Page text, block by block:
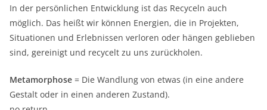
In der persönlichen Entwicklung ist das Recyceln auch
möglich. Das heißt wir können Energien, die in Projekten,
Situationen und Erlebnissen verloren oder hängen geblieben
sind, gereinigt und recycelt zu uns zurückholen.
Metamorphose = Die Wandlung von etwas (in eine andere
Gestalt oder in einen anderen Zustand).